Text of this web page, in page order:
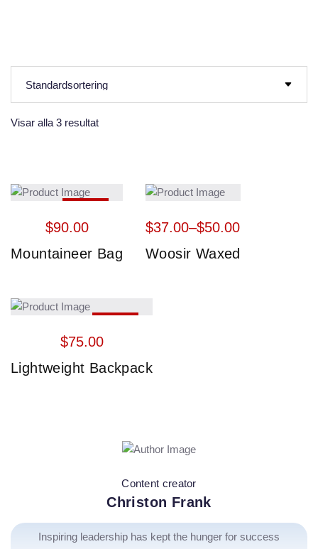
Visar alla 3 resultat
$90.00
Mountaineer Bag
$37.00–$50.00
Woosir Waxed
$75.00
Lightweight Backpack
Content creator
Christon Frank
Inspiring leadership has kept the hunger for success